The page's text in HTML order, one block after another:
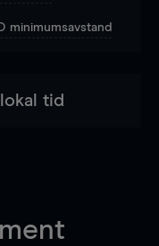
minimumsavstand
tid